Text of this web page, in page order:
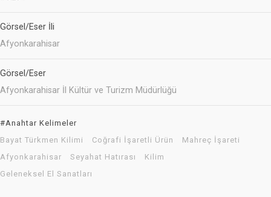
Görsel/Eser İli
Afyonkarahisar
Görsel/Eser
Afyonkarahisar İl Kültür ve Turizm Müdürlüğü
#Anahtar Kelimeler
Bayat Türkmen Kilimi
Coğrafi İşaretli Ürün
Mahreç İşareti
Afyonkarahisar
Seyahat Hatırası
Kilim
Geleneksel El Sanatları